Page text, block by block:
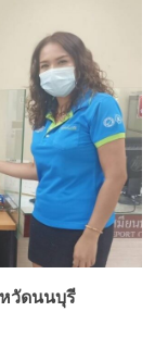
วัดนนบุรี